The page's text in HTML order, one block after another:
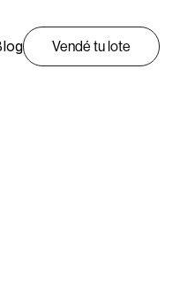
Vendé tu lote